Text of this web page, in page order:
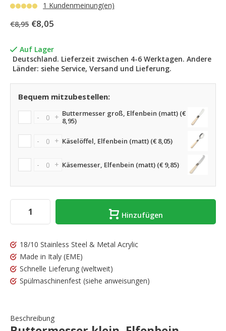
1 Kundenmeinung(en)
€8,95 €8,05
Auf Lager
Deutschland. Lieferzeit zwischen 4-6 Werktagen. Andere
Länder: siehe Service, Versand und Lieferung.
Bequem mitzubestellen:
- + Buttermesser groß, Elfenbein (matt) (€
8,95)
- + Käselöffel, Elfenbein (matt) (€ 8,05)
- + Käsemesser, Elfenbein (matt) (€ 9,85)
Hinzufügen
18/10 Stainless Steel & Metal Acrylic
Made in Italy (EME)
Schnelle Lieferung (weltweit)
Spülmaschinenfest (siehe anweisungen)
Beschreibung